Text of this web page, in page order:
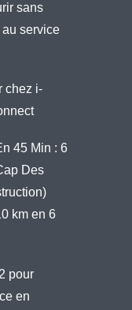
sans
au service
chez i-
45 Min : 6
Des
km en 6
pour
en